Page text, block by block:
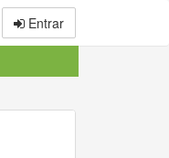
Entrar